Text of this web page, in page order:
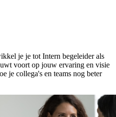
je je tot Intern begeleider als
voort op jouw ervaring en visie
je collega's en teams nog beter